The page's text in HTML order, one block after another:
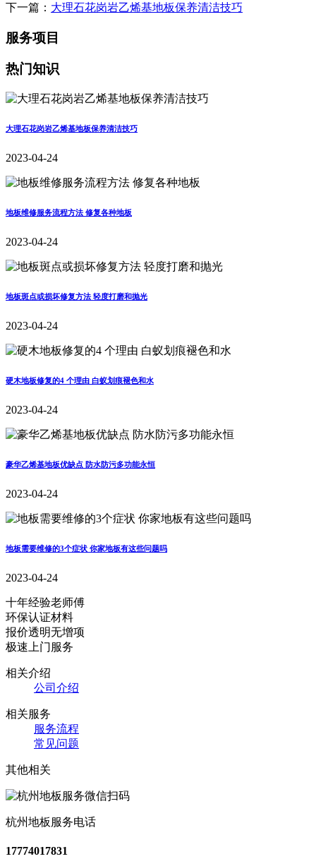
下一篇： 大理石花岗岩乙烯基地板保养清洁技巧
服务项目
热门知识
大理石花岗岩乙烯基地板保养清洁技巧
2023-04-24
地板维修服务流程方法 修复各种地板
2023-04-24
地板斑点或损坏修复方法 轻度打磨和抛光
2023-04-24
硬木地板修复的4 个理由 白蚁划痕褪色和水
2023-04-24
豪华乙烯基地板优缺点 防水防污多功能永恒
2023-04-24
地板需要维修的3个症状 你家地板有这些问题吗
2023-04-24
十年经验老师傅
环保认证材料
报价透明无增项
极速上门服务
相关介绍
公司介绍
相关服务
服务流程
常见问题
其他相关
杭州地板服务电话
17774017831